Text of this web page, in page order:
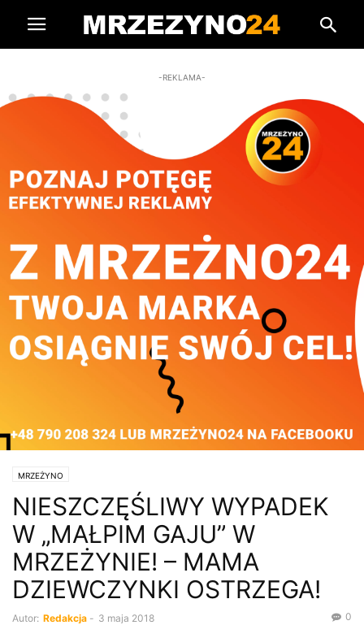
-REKLAMA-
MRZEŻYNO
NIESZCZĘŚLIWY WYPADEK
W „MAŁPIM GAJU” W
MRZEŻYNIE! – MAMA
DZIEWCZYNKI OSTRZEGA!
Autor: Redakcja - 3 maja 2018 0